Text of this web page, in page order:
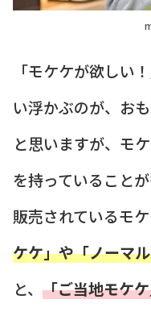
「モケケが欲しい
い浮かぶのが、お
と思いますが、モ
を持っていることが
販売されているモケ
ケケ」や「ノーマ
と、 「ご当地モケ